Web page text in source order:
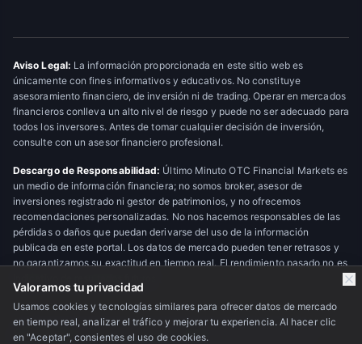
Aviso Legal: La información proporcionada en este sitio web es
únicamente con fines informativos y educativos. No constituye
asesoramiento financiero, de inversión ni de trading. Operar en mercados
financieros conlleva un alto nivel de riesgo y puede no ser adecuado para
todos los inversores. Antes de tomar cualquier decisión de inversión,
consulte con un asesor financiero profesional.
Descargo de Responsabilidad: Último Minuto OTC Financial Markets es
un medio de información financiera; no somos broker, asesor de
inversiones registrado ni gestor de patrimonios, y no ofrecemos
recomendaciones personalizadas. No nos hacemos responsables de las
pérdidas o daños que puedan derivarse del uso de la información
publicada en este portal. Los datos de mercado pueden tener retrasos y
no garantizamos su exactitud en tiempo real. El rendimiento pasado no es
© 2026 Último Minuto OTC Financial Markets. Todos los derechos
Valoramos tu privacidad
Usamos cookies y tecnologías similares para ofrecer datos de mercado
en tiempo real, analizar el tráfico y mejorar tu experiencia. Al hacer clic
en "Aceptar", consientes el uso de cookies.